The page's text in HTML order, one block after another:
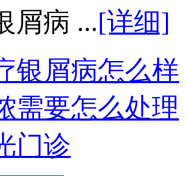
屑病 ...[详细]
银屑病怎么样
需要怎么处理
门诊